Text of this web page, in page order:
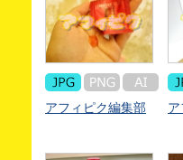
アフィピク編集部